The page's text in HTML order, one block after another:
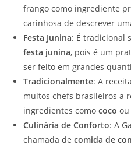
frango como ingrediente
carinhosa de descrever
Festa Junina: É tradicional
festa junina, pois é um
ser feito em grandes
Tradicionalmente: A
muitos chefs brasileiros a
ingredientes como coco ou
Culinária de Conforto: A
chamada de comida de